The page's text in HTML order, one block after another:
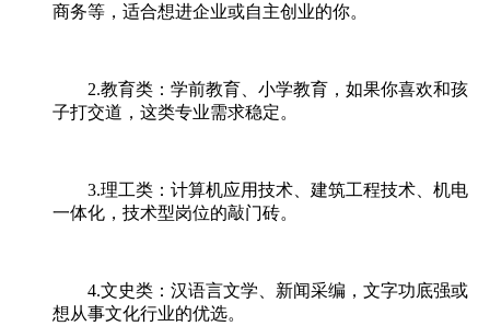
商务等，适合想进企业或自主创业的你。
2.教育类：学前教育、小学教育，如果你喜欢和孩
子打交道，这类专业需求稳定。
3.理工类：计算机应用技术、建筑工程技术、机电
一体化，技术型岗位的敲门砖。
4.文史类：汉语言文学、新闻采编，文字功底强或
想从事文化行业的优选。